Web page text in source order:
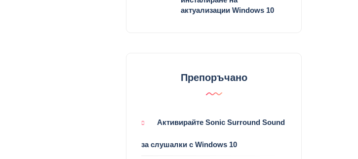
актуализации Windows 10
Препоръчано
Активирайте Sonic Surround Sound
за слушалки с Windows 10